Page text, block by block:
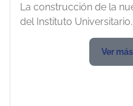
Barrancabermeja
La construcción de la
del Instituto
Ver más